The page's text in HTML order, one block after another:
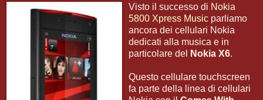
Visto il successo di Nokia
5800 Xpress Music parliamo
ancora dei cellulari Nokia
dedicati alla musica e in
particolare del
Nokia X6.
Questo cellulare touchscreen
fa parte della linea di cellulari